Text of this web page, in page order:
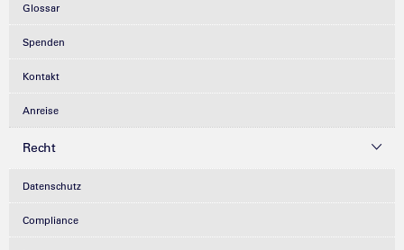
Glossar
Spenden
Kontakt
Anreise
Recht
Datenschutz
Compliance